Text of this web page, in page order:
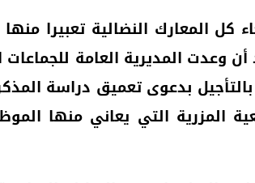
كل المعارك النضالية تعبيرا
المديرية العامة للجماعات
11 يونيو 2024، تفاجأت التنسيقية بالتأجيل
من 5 أشهر دون مراعا الوضعية